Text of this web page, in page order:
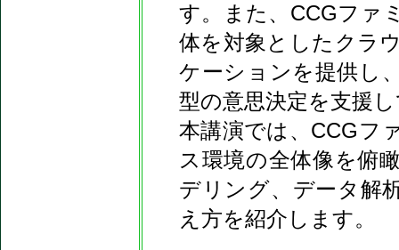
す。また、CCGファ
体を対象としたクラ
ケーションを提供し
型の意思決定を支援
本講演では、CCGフ
ス環境の全体像を俯
デリング、データ解
え方を紹介します。